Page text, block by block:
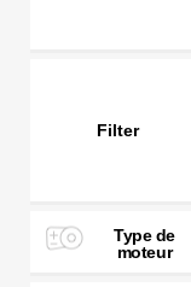
Filter
Type de
moteur